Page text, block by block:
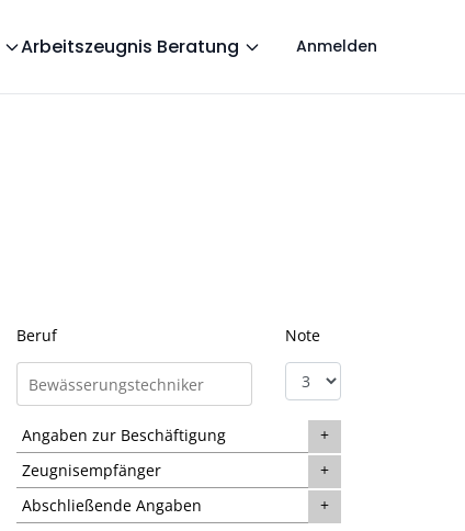
Arbeitszeugnis Beratung Anmelden
Beruf Note
Angaben zur Beschäftigung
Zeugnisempfänger
Abschließende Angaben